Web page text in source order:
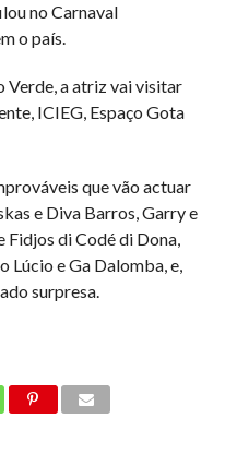
no Carnaval
o país.
Verde, a atriz vai visitar
ICIEG, Espaço Gota
que vão actuar
e Diva Barros, Garry e
Fidjos di Codé di Dona,
Lúcio e Ga Dalomba, e,
surpresa.